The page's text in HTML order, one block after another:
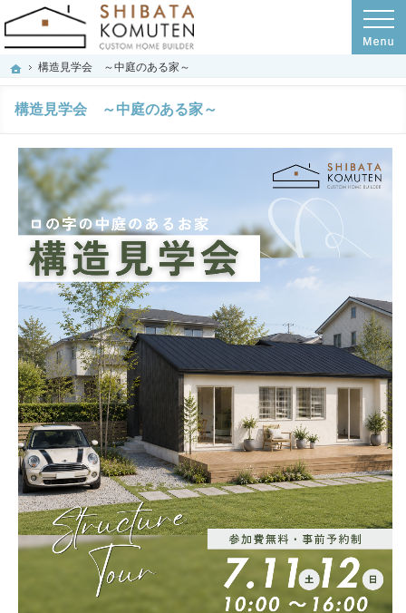
ホーム
構造見学会 ～中庭のある家～
構造見学会 ～中庭のある家～
プロの目線からご提案。岐阜市・羽島市・羽島郡の注文住宅・新築戸建てを手が
岐阜市・羽島市・羽島郡の注文住宅・新築戸建てを手がける工務店のシバタ工務店